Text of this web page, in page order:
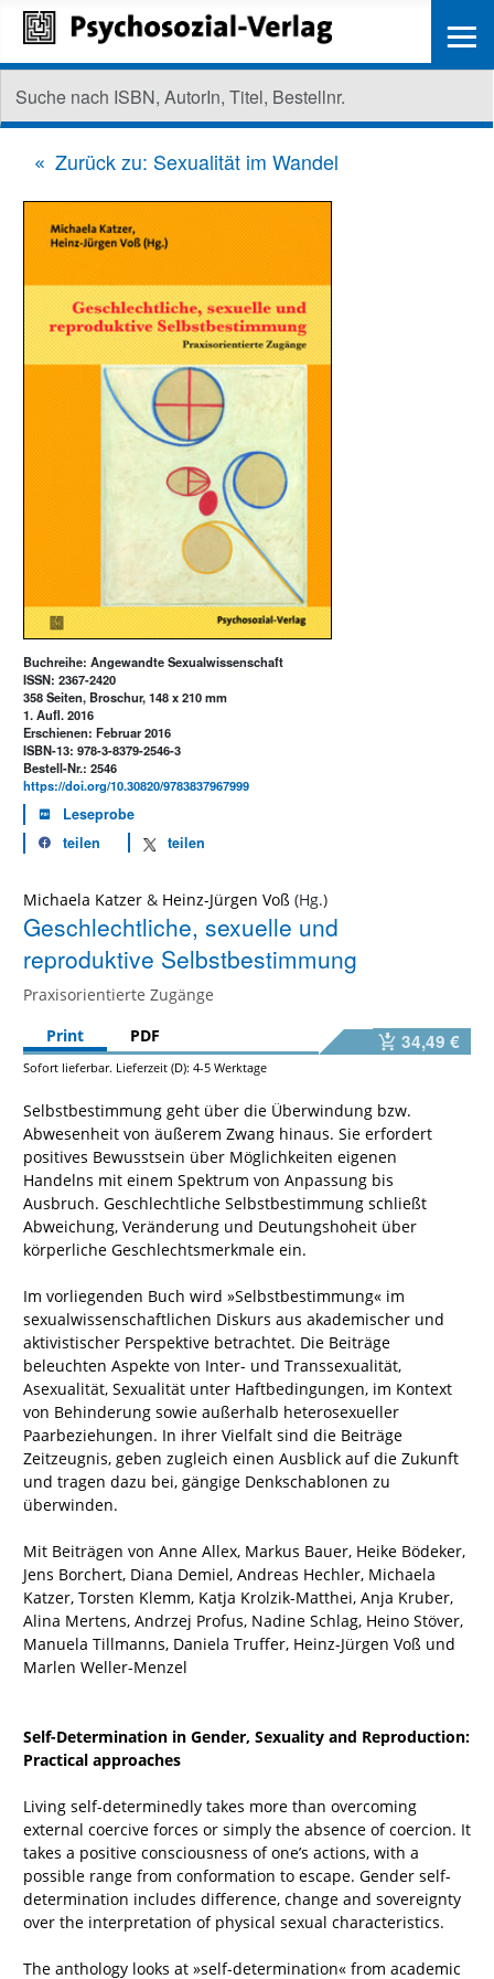
Zurück zu: Sexualität im Wandel
Buchreihe: Angewandte Sexualwissenschaft
ISSN: 2367-2420
358 Seiten, Broschur, 148 x 210 mm
1. Aufl. 2016
Erschienen: Februar 2016
ISBN-13: 978-3-8379-2546-3
Bestell-Nr.: 2546
https://doi.org/10.30820/9783837967999
Leseprobe
teilen
teilen
Michaela Katzer & Heinz-Jürgen Voß
Geschlechtliche, sexuelle und
reproduktive Selbstbestimmung
Praxisorientierte Zugänge
Print
PDF 34,49 €
Sofort lieferbar. Lieferzeit (D): 4-5 Werktage
Selbstbestimmung geht über die Überwindung bzw.
Abwesenheit von äußerem Zwang hinaus. Sie erfordert
positives Bewusstsein über Möglichkeiten eigenen
Handelns mit einem Spektrum von Anpassung bis
Ausbruch. Geschlechtliche Selbstbestimmung schließt
Abweichung, Veränderung und Deutungshoheit über
körperliche Geschlechtsmerkmale ein.
Im vorliegenden Buch wird »Selbstbestimmung« im
sexualwissenschaftlichen Diskurs aus akademischer und
aktivistischer Perspektive betrachtet. Die Beiträge
beleuchten Aspekte von Inter- und Transsexualität,
Asexualität, Sexualität unter Haftbedingungen, im Kontext
von Behinderung sowie außerhalb heterosexueller
Paarbeziehungen. In ihrer Vielfalt sind die Beiträge
Zeitzeugnis, geben zugleich einen Ausblick auf die Zukunft
und tragen dazu bei, gängige Denkschablonen zu
überwinden.
Mit Beiträgen von Anne Allex, Markus Bauer, Heike Bödeker,
Jens Borchert, Diana Demiel, Andreas Hechler, Michaela
Katzer, Torsten Klemm, Katja Krolzik-Matthei, Anja Kruber,
Alina Mertens, Andrzej Profus, Nadine Schlag, Heino Stöver,
Manuela Tillmanns, Daniela Truffer, Heinz-Jürgen Voß und
Marlen Weller-Menzel
Self-Determination in Gender, Sexuality and Reproduction:
Practical approaches
Living self-determinedly takes more than overcoming
external coercive forces or simply the absence of coercion. It
takes a positive consciousness of one’s actions, with a
possible range from conformation to escape. Gender self-
determination includes difference, change and sovereignty
over the interpretation of physical sexual characteristics.
The anthology looks at »self-determination« from academic
≡